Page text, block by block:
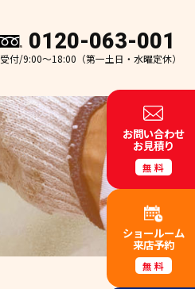
0120-063-001
受付/9:00～18:00（第一土日・水曜定休）
お問い合わせ
お見積り
無料
ショールーム
来店予約
無料